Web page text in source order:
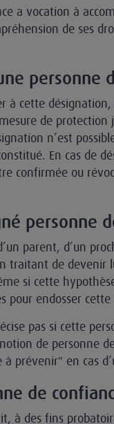
a vocation à
de ses
personne
à cette
de
n’est
En cas de
confirmée ou
personne
parent, d’un
traitant de devenir
si cette
pour endosser
pas si cette
de personne
prévenir" en cas
de
à des fins